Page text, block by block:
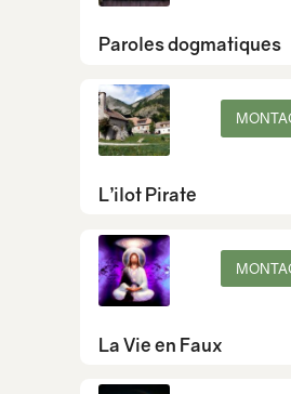
Paroles dogmatiques
L’ilot Pirate
La Vie en Faux